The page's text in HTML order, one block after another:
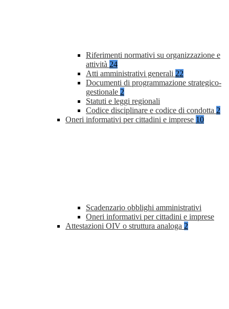
Riferimenti normativi su organizzazione e
attività 24
Atti amministrativi generali 22
Documenti di programmazione strategico-
gestionale 2
Statuti e leggi regionali
Codice disciplinare e codice di condotta 2
Oneri informativi per cittadini e imprese 10
Scadenzario obblighi amministrativi
Oneri informativi per cittadini e imprese
Attestazioni OIV o struttura analoga 2